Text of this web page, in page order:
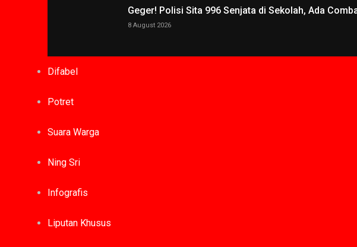
Geger! Polisi Sita 996 Senjata di Sekolah, Ada
8 August 2026
Difabel
Potret
Suara Warga
Ning Sri
Infografis
Liputan Khusus